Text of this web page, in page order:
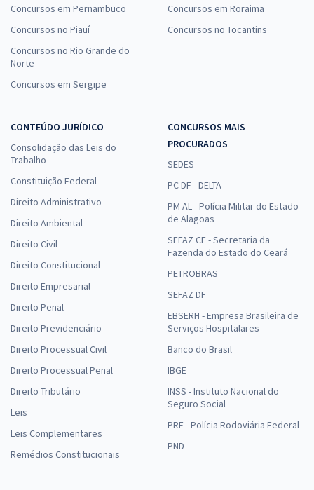
Concursos em Pernambuco
Concursos no Piauí
Concursos no Rio Grande do
Norte
Concursos em Sergipe
Concursos em Roraima
Concursos no Tocantins
CONTEÚDO JURÍDICO
Consolidação das Leis do
Trabalho
Constituição Federal
Direito Administrativo
Direito Ambiental
Direito Civil
Direito Constitucional
Direito Empresarial
Direito Penal
Direito Previdenciário
Direito Processual Civil
Direito Processual Penal
Direito Tributário
Leis
Leis Complementares
Remédios Constitucionais
CONCURSOS MAIS
PROCURADOS
SEDES
PC DF - DELTA
PM AL - Polícia Militar do Estado
de Alagoas
SEFAZ CE - Secretaria da
Fazenda do Estado do Ceará
PETROBRAS
SEFAZ DF
EBSERH - Empresa Brasileira de
Serviços Hospitalares
Banco do Brasil
IBGE
INSS - Instituto Nacional do
Seguro Social
PRF - Polícia Rodoviária Federal
PND